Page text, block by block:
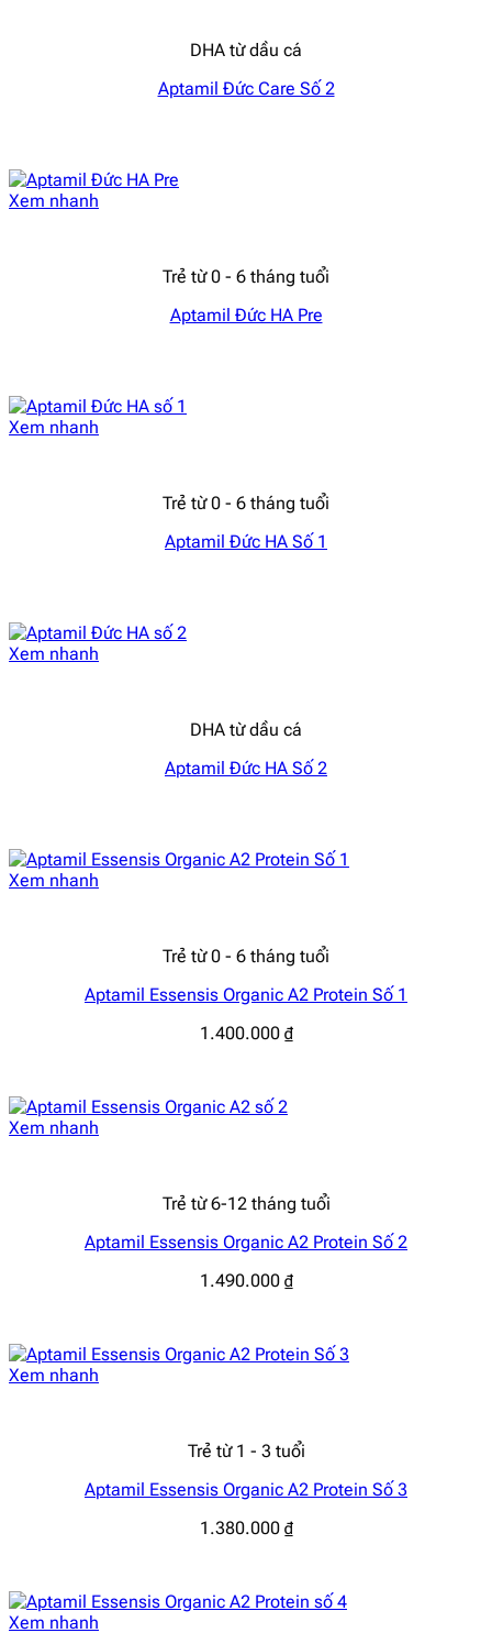
DHA từ dầu cá
Aptamil Đức Care Số 2
Xem nhanh
Trẻ từ 0 - 6 tháng tuổi
Aptamil Đức HA Pre
Xem nhanh
Trẻ từ 0 - 6 tháng tuổi
Aptamil Đức HA Số 1
Xem nhanh
DHA từ dầu cá
Aptamil Đức HA Số 2
Xem nhanh
Trẻ từ 0 - 6 tháng tuổi
Aptamil Essensis Organic A2 Protein Số 1
1.400.000 ₫
Xem nhanh
Trẻ từ 6-12 tháng tuổi
Aptamil Essensis Organic A2 Protein Số 2
1.490.000 ₫
Xem nhanh
Trẻ từ 1 - 3 tuổi
Aptamil Essensis Organic A2 Protein Số 3
1.380.000 ₫
Xem nhanh